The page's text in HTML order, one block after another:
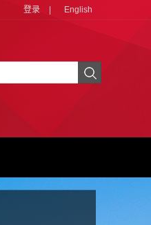
登录 English